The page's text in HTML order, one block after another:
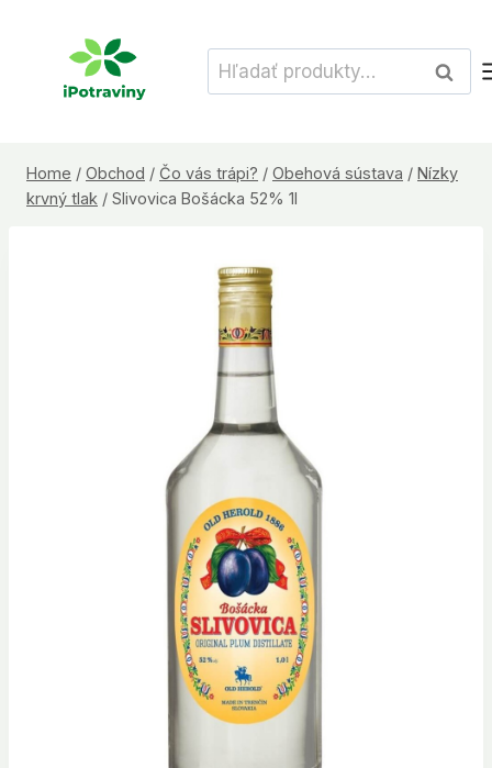
Hľadať:
Home / Obchod / Čo vás trápi? / Obehová sústava / Nízky
krvný tlak / Slivovica Bošácka 52% 1l